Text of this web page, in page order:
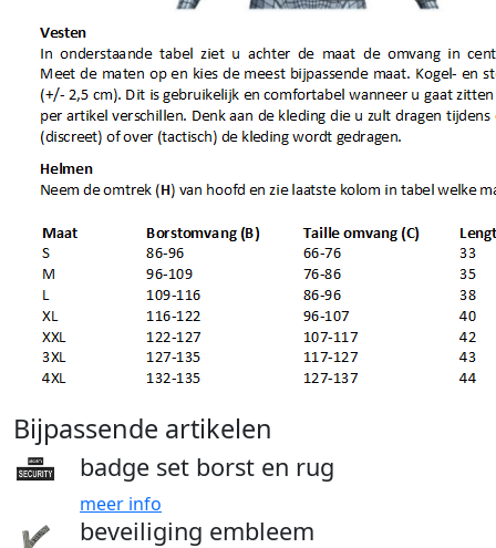
Bijpassende artikelen
badge set borst en rug
meer info
beveiliging embleem